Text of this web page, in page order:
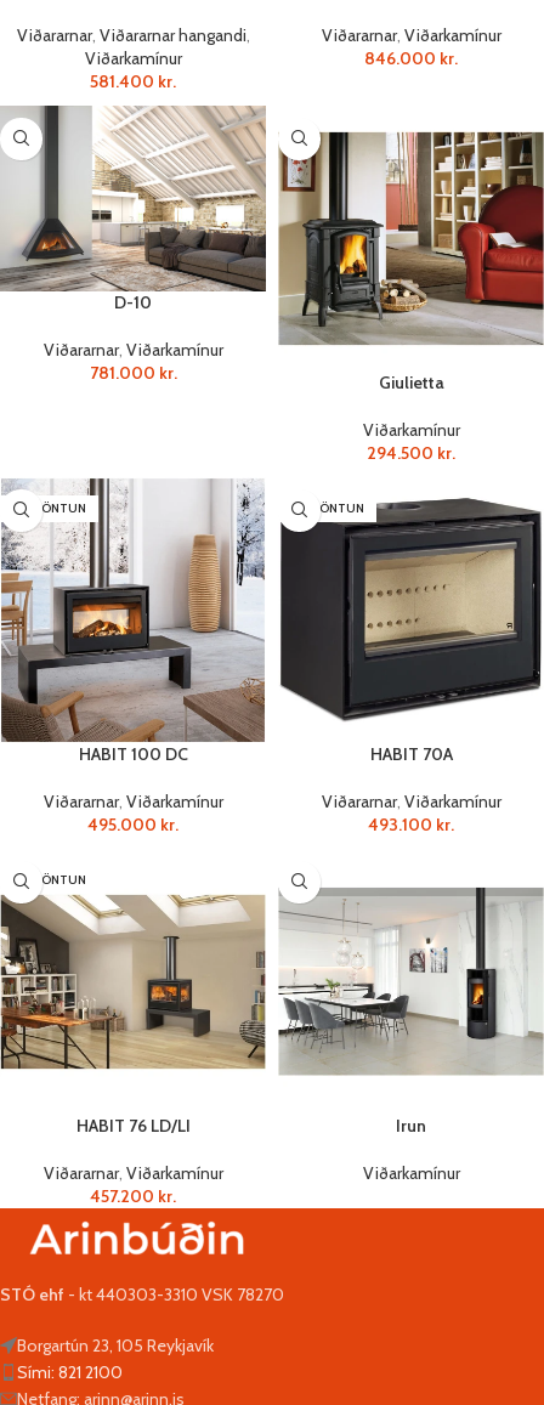
Viðararnar, Viðararnar hangandi,
Viðarkamínur
581.400 kr.
Viðararnar, Viðarkamínur
846.000 kr.
D-10
Viðararnar, Viðarkamínur
781.000 kr. Giulietta
Viðarkamínur
294.500 kr.
SÉRPÖNTUN
HABIT 100 DC
Viðararnar, Viðarkamínur
495.000 kr.
SÉRPÖNTUN
HABIT 70A
Viðararnar, Viðarkamínur
493.100 kr.
SÉRPÖNTUN
HABIT 76 LD/LI
Viðararnar, Viðarkamínur
457.200 kr.
Irun
Viðarkamínur
STÓ ehf - kt 440303-3310 VSK 78270
Borgartún 23, 105 Reykjavík
Sími: 821 2100
Netfang: arinn@arinn.is